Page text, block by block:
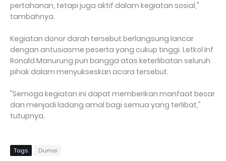
pertahanan, tetapi juga aktif dalam kegiatan sosial,"
tambahnya.
Kegiatan donor darah tersebut berlangsung lancar
dengan antusiasme peserta yang cukup tinggi. Letkol Inf
Ronald Manurung pun bangga atas keterlibatan seluruh
pihak dalam menyukseskan acara tersebut.
"Semoga kegiatan ini dapat memberikan manfaat besar
dan menjadi ladang amal bagi semua yang terlibat,"
tutupnya.
Tags Dumai